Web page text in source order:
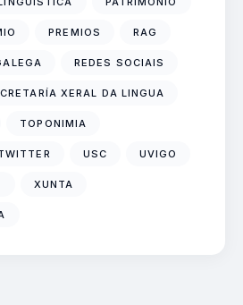
PREMIOS RAG
REDES SOCIAIS
XERAL DA LINGUA
TOPONIMIA
USC UVIGO
XUNTA